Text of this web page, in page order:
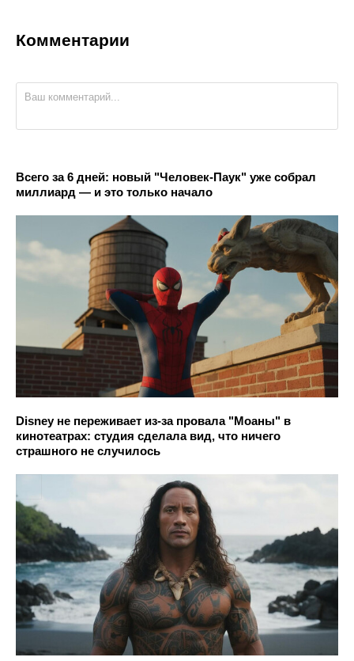
Комментарии
Всего за 6 дней: новый "Человек-Паук" уже собрал
миллиард — и это только начало
Disney не переживает из-за провала "Моаны" в
кинотеатрах: студия сделала вид, что ничего
страшного не случилось